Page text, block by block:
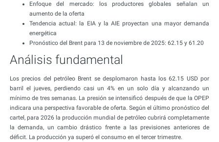
Enfoque del mercado: los productores globales señalan un
aumento de la oferta
Tendencia actual: la EIA y la AIE proyectan una mayor demanda
energética
Pronóstico del Brent para 13 de noviembre de 2025: 62.15 y 61.20
Análisis fundamental
Los precios del petróleo Brent se desplomaron hasta los 62.15 USD por
barril el jueves, perdiendo casi un 4% en un solo día y alcanzando un
mínimo de tres semanas. La presión se intensificó después de que la OPEP
indicara una perspectiva favorable de oferta. Según el último pronóstico del
cartel, para 2026 la producción mundial de petróleo cubrirá completamente
la demanda, un cambio drástico frente a las previsiones anteriores de
déficit. La producción ya superó el consumo en el tercer trimestre.